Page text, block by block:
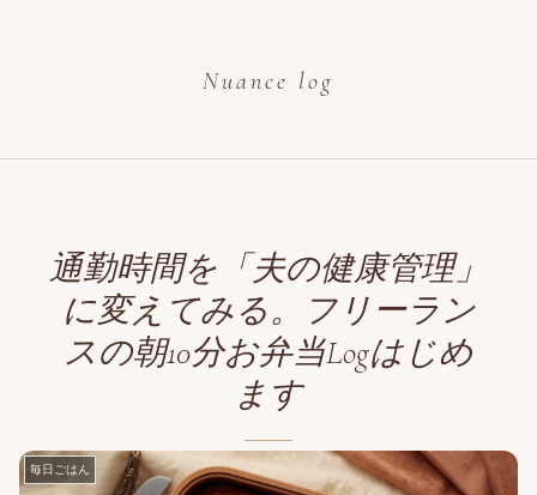
Nuance log
通勤時間を「夫の健康管理」
に変えてみる。フリーラン
スの朝10分お弁当Logはじめ
ます
毎日ごはん